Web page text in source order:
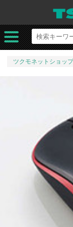
ツクモネットショッ